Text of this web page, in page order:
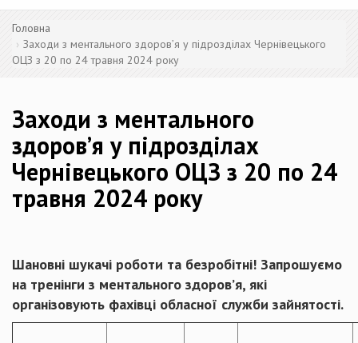
Головна
Заходи з ментального здоров’я у підрозділах Чернівецького
ОЦЗ з 20 по 24 травня 2024 року
Заходи з ментального
здоров’я у підрозділах
Чернівецького ОЦЗ з 20 по 24
травня 2024 року
Шановні шукачі роботи та безробітні! Запрошуємо
на тренінги з ментального здоров’я, які
організовують фахівці обласної служби зайнятості.